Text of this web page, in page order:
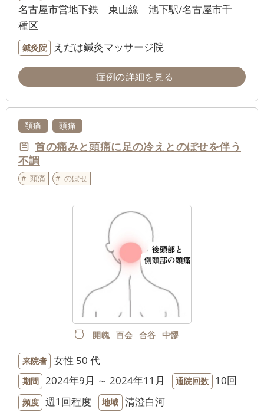
名古屋市営地下鉄 東山線 池下駅/名古屋市千
種区
鍼灸院 えだは鍼灸マッサージ院
症例の詳細を見る
頚痛 頭痛
首の痛みと頭痛に足の冷えとのぼせを伴う
不調
頭痛 のぼせ
開魄 百会 合谷 中髎
来院者 女性 50 代
期間 2024年9月 ～ 2024年11月 通院回数 10回
頻度 週1回程度 地域 清澄白河